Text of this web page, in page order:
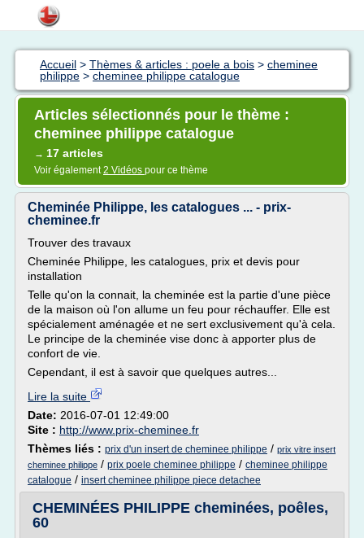
Accueil > Thèmes & articles : poele a bois > cheminee
philippe > cheminee philippe catalogue
Articles sélectionnés pour le thème :
cheminee philippe catalogue
→ 17 articles
Voir également2 Vidéos pour ce thème
Cheminée Philippe, les catalogues ... - prix-
cheminee.fr
Trouver des travaux
Cheminée Philippe, les catalogues, prix et devis pour
installation
Telle qu'on la connait, la cheminée est la partie d'une pièce
de la maison où l'on allume un feu pour réchauffer. Elle est
spécialement aménagée et ne sert exclusivement qu'à cela.
Le principe de la cheminée vise donc à apporter plus de
confort de vie.
Cependant, il est à savoir que quelques autres...
Lire la suite
Date: 2016-07-01 12:49:00
Site : http://www.prix-cheminee.fr
Thèmes liés : prix d'un insert de cheminee philippe / prix vitre insert
cheminee philippe / prix poele cheminee philippe / cheminee philippe
catalogue / insert cheminee philippe piece detachee
CHEMINÉES PHILIPPE cheminées, poêles,
60